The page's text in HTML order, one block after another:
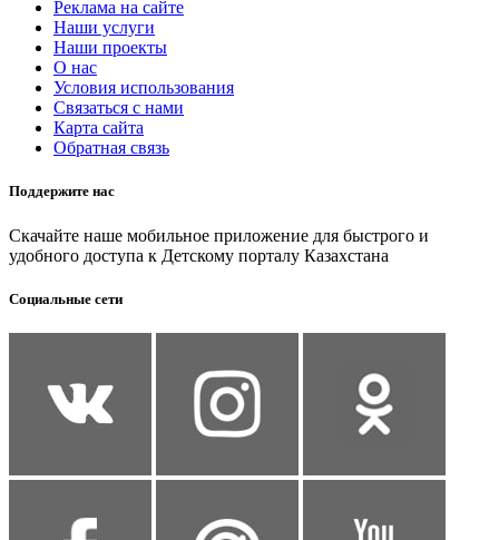
Реклама на сайте
Наши услуги
Наши проекты
О нас
Условия использования
Связаться с нами
Карта сайта
Обратная связь
Поддержите нас
Скачайте наше мобильное приложение для быстрого и
удобного доступа к Детскому порталу Казахстана
Социальные сети